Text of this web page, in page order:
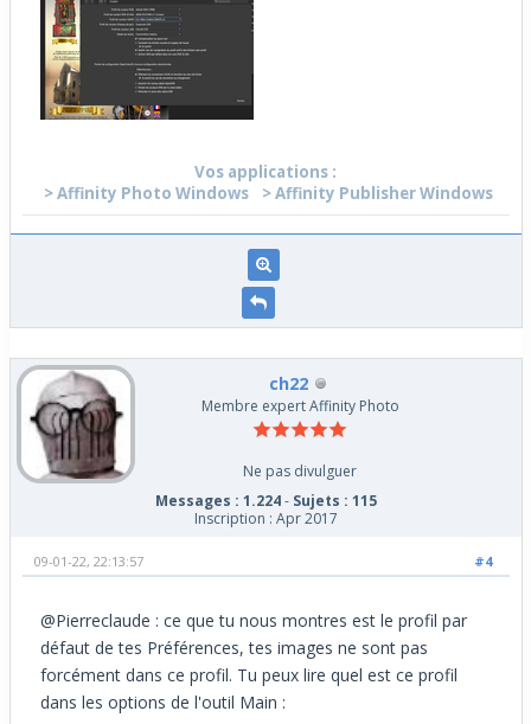
Vos applications :
> Affinity Photo Windows
> Affinity Publisher Windows
ch22
Membre expert Affinity Photo
Ne pas divulguer
Messages : 1.224- Sujets : 115
Inscription : Apr 2017
#4
09-01-22, 22:13:57
@Pierreclaude : ce que tu nous montres est le profil par
défaut de tes Préférences, tes images ne sont pas
forcément dans ce profil. Tu peux lire quel est ce profil
dans les options de l'outil Main :